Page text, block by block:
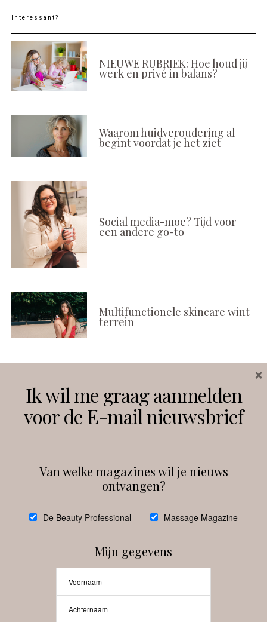
Interessant?
NIEUWE RUBRIEK: Hoe houd jij
werk en privé in balans?
Waarom huidveroudering al
begint voordat je het ziet
Social media-moe? Tijd voor
een andere go-to
Multifunctionele skincare wint
terrein
Instagram Facebook
debeautyprofessional
Ik wil me graag aanmelden
voor de E-mail nieuwsbrief
Van welke magazines wil je nieuws
ontvangen?
De Beauty Professional Massage Magazine
Mijn gegevens
×